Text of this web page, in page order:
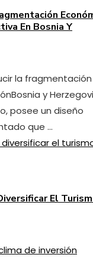
En Bosnia Y
la fragmentación
y
posee un diseño
que ...
El